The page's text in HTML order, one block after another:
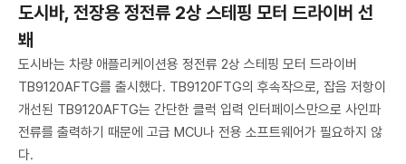
도시바, 전장용 정전류 2상 스테핑 모터 드라이버 선
봬
도시바는 차량 애플리케이션용 정전류 2상 스테핑 모터 드라이버
TB9120AFTG를 출시했다. TB9120FTG의 후속작으로, 잡음 저항이
개선된 TB9120AFTG는 간단한 클럭 입력 인터페이스만으로 사인파
전류를 출력하기 때문에 고급 MCU나 전용 소프트웨어가 필요하지 않
다.